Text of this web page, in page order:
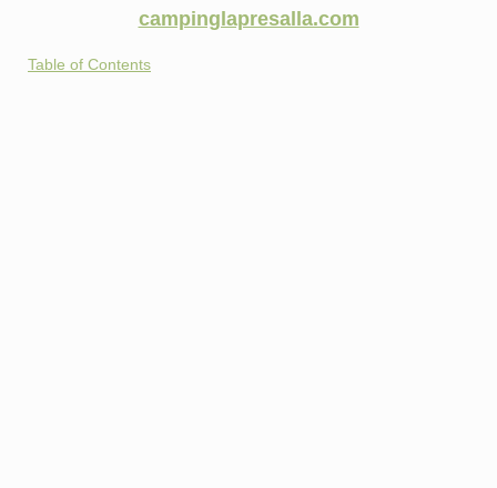
campinglapresalla.com
Table of Contents